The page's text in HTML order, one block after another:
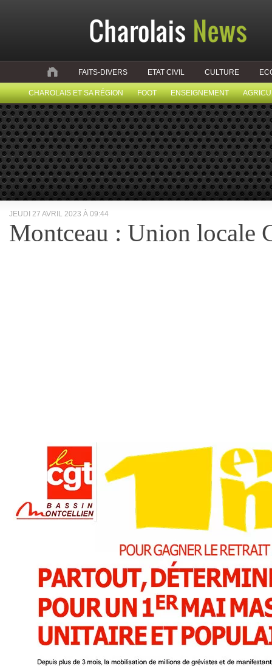
FAITS-DIVERS ETAT CIVIL CULTURE
CHAROLAIS ET SA RÉGION FOOT ENSEIGNEMENT
JEUDI 27 AVRIL 2023 À 09:44
Montceau : Union locale